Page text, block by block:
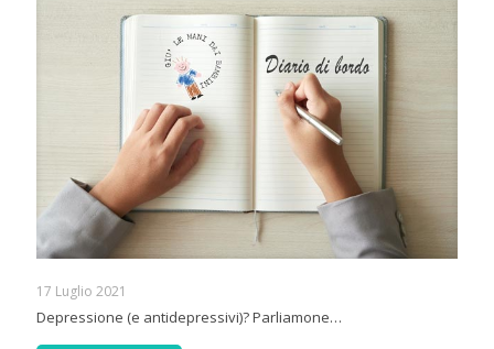
17 Luglio 2021
Depressione (e antidepressivi)? Parliamone…